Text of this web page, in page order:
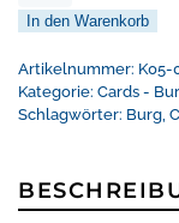
Burg
Prinzessin
-
192
St.
In den Warenkorb
Artikelnummer: K05-
Kategorie: Cards -
Schlagwörter: Burg,